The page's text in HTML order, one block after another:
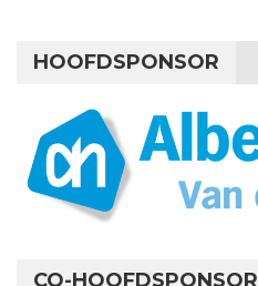
HOOFDSPONSOR
CO-HOOFDSPONSOR